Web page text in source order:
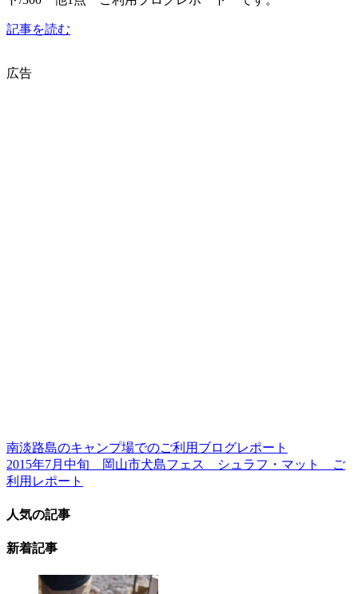
記事を読む
広告
南淡路島のキャンプ場でのご利用ブログレポート
2015年7月中旬 岡山市犬島フェス シュラフ・マット ご
利用レポート
人気の記事
新着記事